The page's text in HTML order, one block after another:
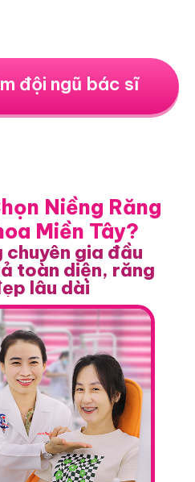
đội ngũ bác sĩ
Niềng Răng
Miền Tây?
gia đầu
toàn diện, răng
lâu dài